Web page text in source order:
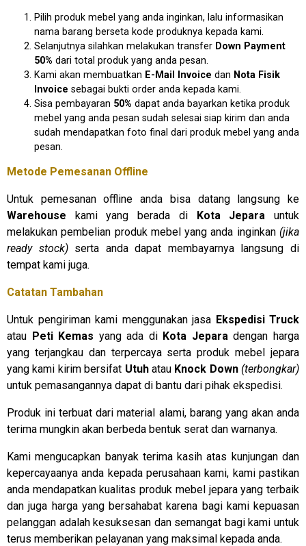
Pilih produk mebel yang anda inginkan, lalu informasikan
nama barang berseta kode produknya kepada kami.
Selanjutnya silahkan melakukan transfer Down Payment
50% dari total produk yang anda pesan.
Kami akan membuatkan E-Mail Invoice dan Nota Fisik
Invoice sebagai bukti order anda kepada kami.
Sisa pembayaran 50% dapat anda bayarkan ketika produk
mebel yang anda pesan sudah selesai siap kirim dan anda
sudah mendapatkan foto final dari produk mebel yang anda
pesan.
Metode Pemesanan Offline
Untuk pemesanan offline anda bisa datang langsung ke
Warehouse kami yang berada di Kota Jepara untuk
melakukan pembelian produk mebel yang anda inginkan (jika
ready stock)serta anda dapat membayarnya langsung di
tempat kami juga.
Catatan Tambahan
Untuk pengiriman kami menggunakan jasa Ekspedisi Truck
atau Peti Kemas yang ada di Kota Jeparadengan harga
yang terjangkau dan terpercaya serta produk mebel jepara
yang kami kirim bersifat Utuhatau Knock Down (terbongkar)
untuk pemasangannya dapat di bantu dari pihak ekspedisi.
Produk ini terbuat dari material alami, barang yang akan anda
terima mungkin akan berbeda bentuk serat dan warnanya.
Kami mengucapkan banyak terima kasih atas kunjungan dan
kepercayaanya anda kepada perusahaan kami, kami pastikan
anda mendapatkan kualitas produk mebel jepara yang terbaik
dan juga harga yang bersahabat karena bagi kami kepuasan
pelanggan adalah kesuksesan dan semangat bagi kami untuk
terus memberikan pelayanan yang maksimal kepada anda.